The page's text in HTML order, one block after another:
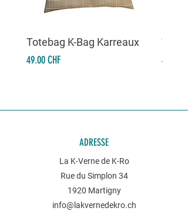
Totebag K-Bag Karreaux
Prix
49.00 CHF Prix
49.00
ADRESSE
La K-Verne de K-Ro
Rue du Simplon 34
1920 Martigny
info@lakvernedekro.ch